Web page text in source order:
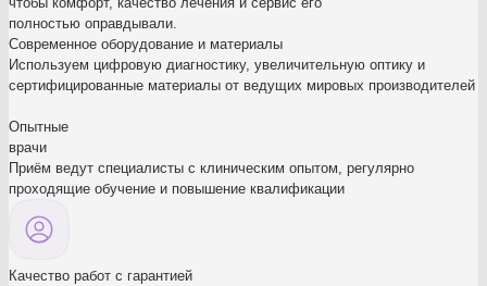
полностью оправдывали.
Современное оборудование и материалы
Используем цифровую диагностику, увеличительную оптику и
сертифицированные материалы от ведущих мировых производителей
Опытные
врачи
Приём ведут специалисты с клиническим опытом, регулярно
проходящие обучение и повышение квалификации
Качество работ с гарантией